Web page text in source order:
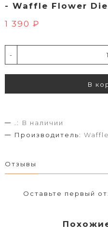
- Waffle Flower
1 390 ₽
-
В
.:
В наличии
Производитель:
Отзывы
Оставьте первый